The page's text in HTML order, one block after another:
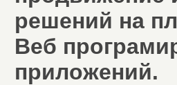
решений на
Веб
приложений.